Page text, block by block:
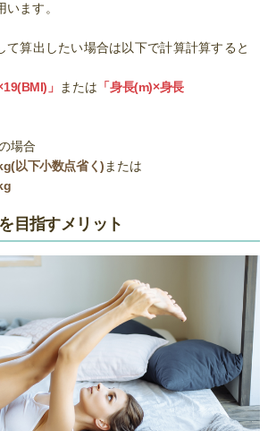
ます。
て算出したい場合は以下で計算計算すると
」 または 「身長(m)×身長
場合
以下小数点省く)または
目指すメリット